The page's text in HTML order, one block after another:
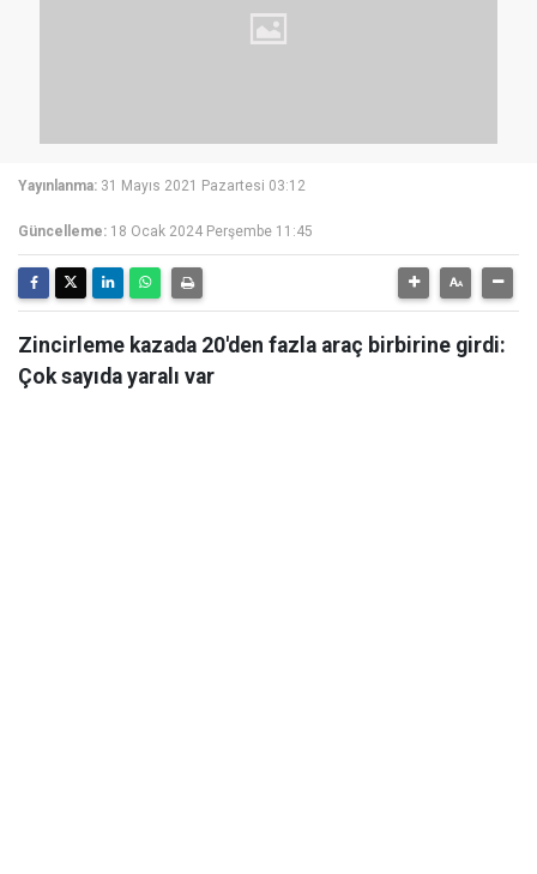
Yayınlanma: 31 Mayıs 2021 Pazartesi 03:12
Güncelleme: 18 Ocak 2024 Perşembe 11:45
Zincirleme kazada 20'den fazla araç birbirine girdi:
Çok sayıda yaralı var